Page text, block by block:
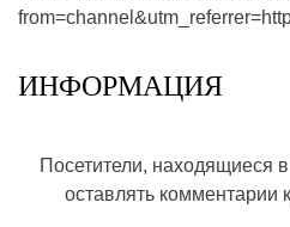
ИНФОРМАЦИЯ
Посетители, находящиеся
оставлять комментарии